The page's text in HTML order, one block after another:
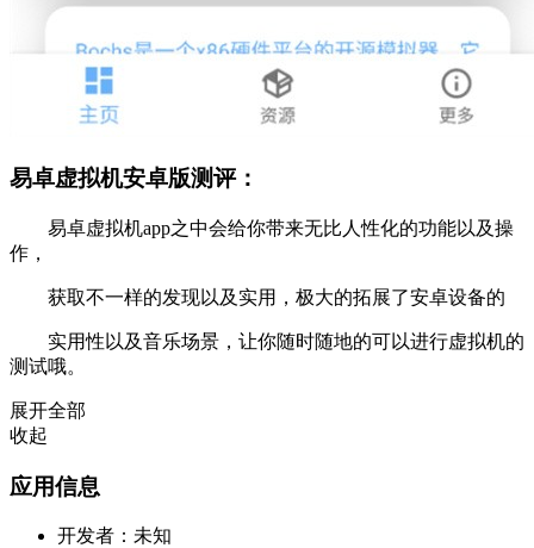
易卓虚拟机安卓版测评：
易卓虚拟机app之中会给你带来无比人性化的功能以及操
作，
获取不一样的发现以及实用，极大的拓展了安卓设备的
实用性以及音乐场景，让你随时随地的可以进行虚拟机的
测试哦。
展开全部
收起
应用信息
开发者： 未知